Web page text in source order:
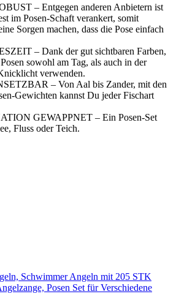
– Entgegen anderen Anbietern ist
im Posen-Schaft verankert, somit
Sorgen machen, dass die Pose einfach
– Dank der gut sichtbaren Farben,
sowohl am Tag, als auch in der
verwenden.
– Von Aal bis Zander, mit den
Gewichten kannst Du jeder Fischart
GEWAPPNET – Ein Posen-Set
Fluss oder Teich.
Schwimmer Angeln mit 205 STK
Posen Set für Verschiedene